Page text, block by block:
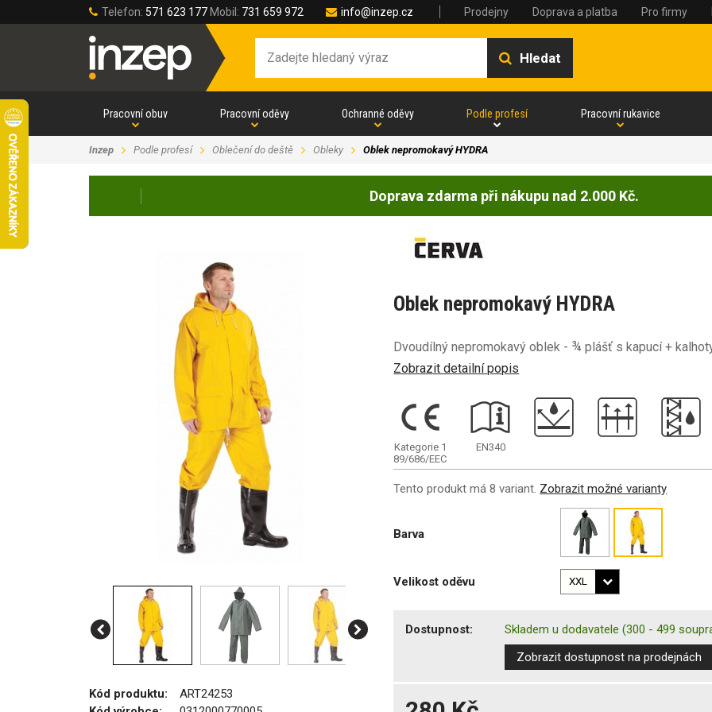
Telefon: 571 623 177 Mobil: 731 659 972 info@inzep.cz Prodejny Doprava a platba Pro firmy
Hledat
Pracovní obuv Pracovní oděvy Ochranné oděvy Podle profesí Pracovní rukavice
Inzep Podle profesí Oblečení do deště Obleky Oblek nepromokavý HYDRA
Doprava zdarma při nákupu nad 2.000 Kč.
Kód produktu:
ART24253
Oblek nepromokavý HYDRA
Dvoudílný nepromokavý oblek - ¾ plášť s kapucí +
Zobrazit detailní popis
Kategorie 1
89/686/EEC
EN340
Tento produkt má 8 variant. Zobrazit možné varianty
Barva
Velikost oděvu
Dostupnost: Skladem u dodavatele (300 - 499
Zobrazit dostupnost na prodejnách